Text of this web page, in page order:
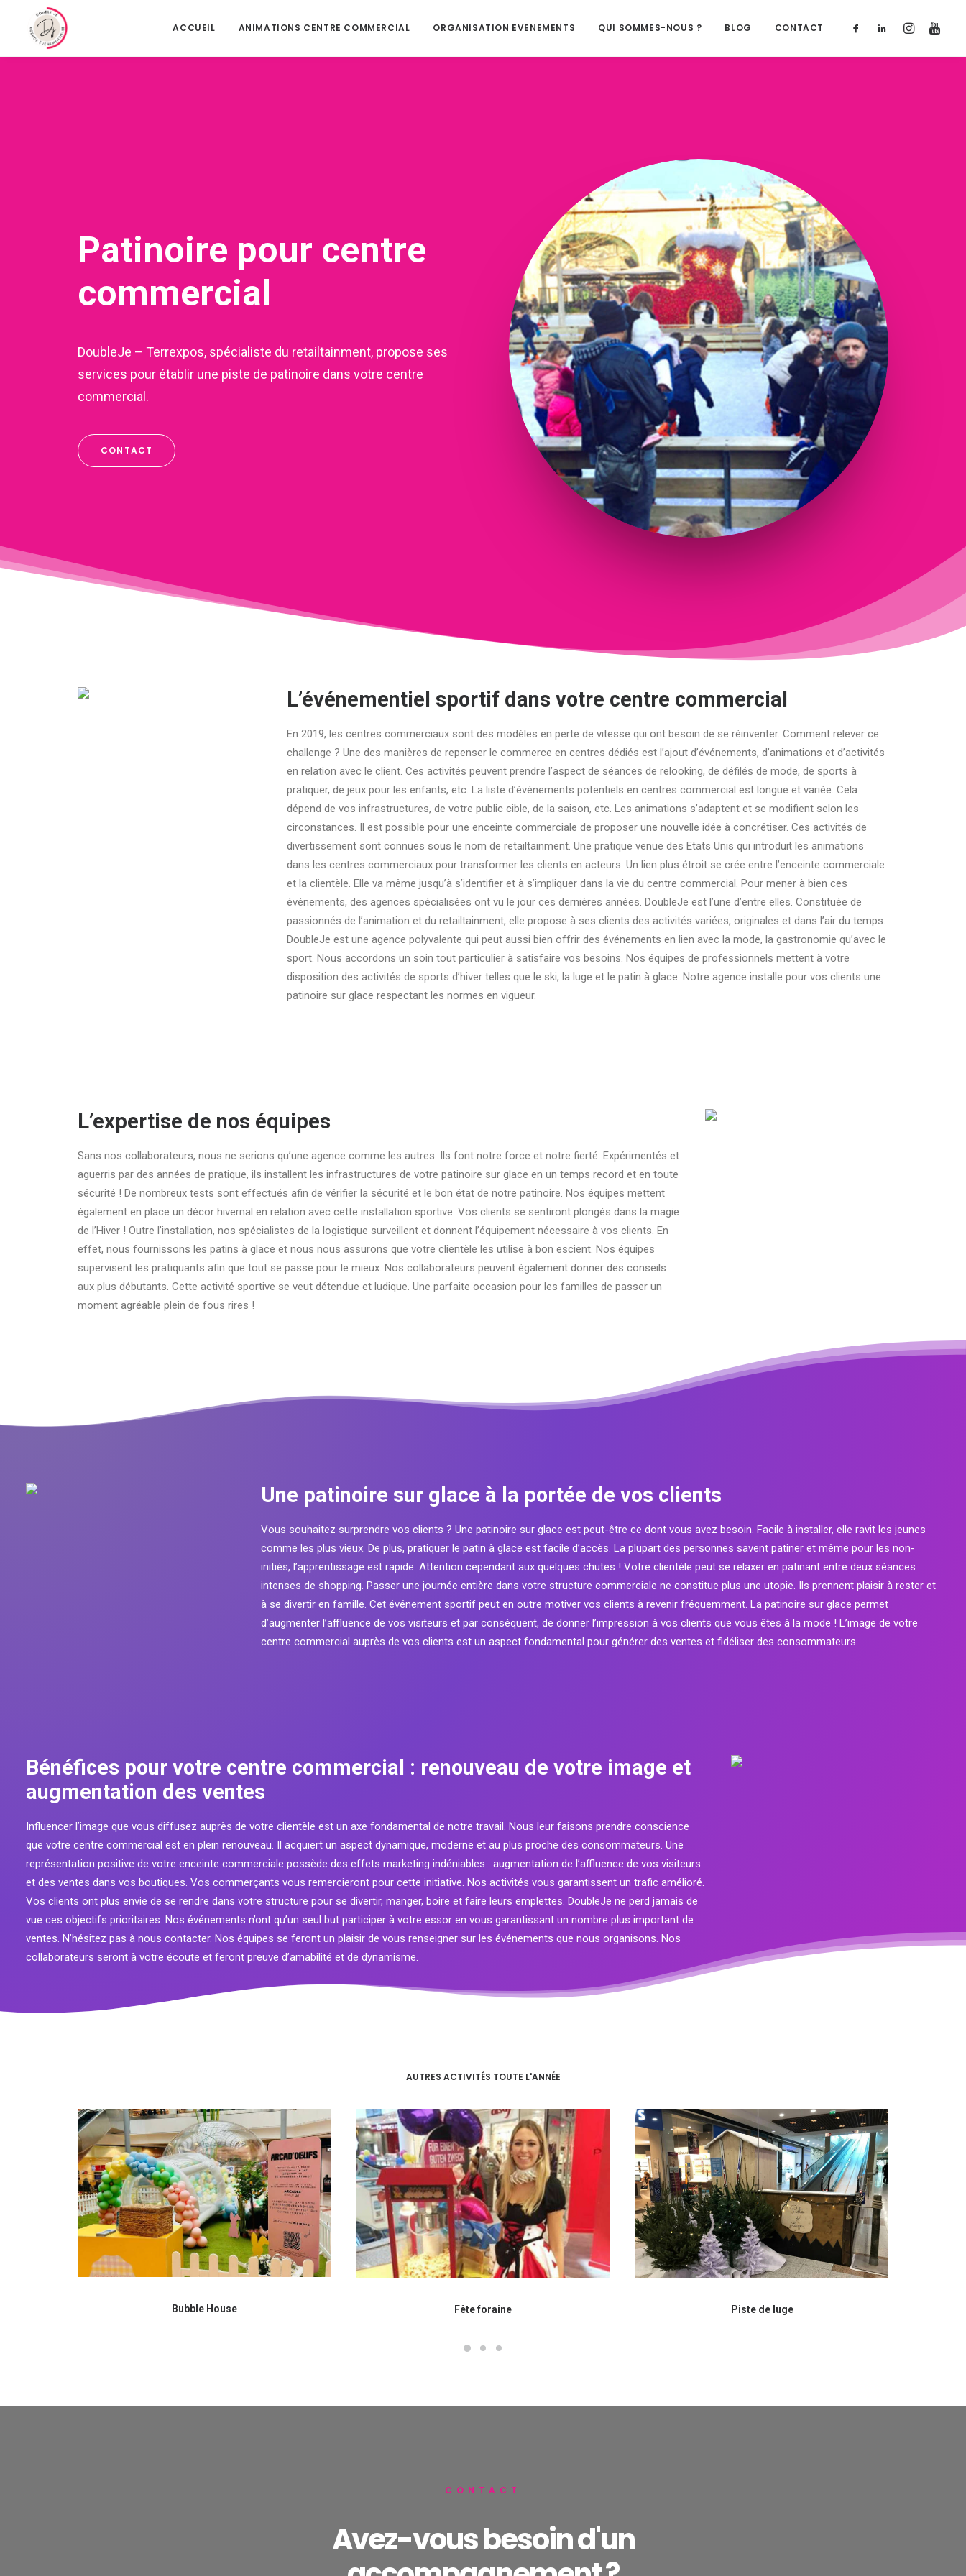
ACCUEIL ANIMATIONS CENTRE COMMERCIAL ORGANISATION EVENEMENTS QUI SOMMES-NOUS ? BLOG CONTACT
Patinoire pour centre
commercial
DoubleJe – Terrexpos, spécialiste du retailtainment, propose ses
services pour établir une piste de patinoire dans votre centre
commercial.
CONTACT
L’événementiel sportif dans votre centre commercial
En 2019, les centres commerciaux sont des modèles en perte de vitesse qui ont besoin de se réinventer. Comment relever ce
challenge ? Une des manières de repenser le commerce en centres dédiés est l’ajout d’événements, d’animations et d’activités
en relation avec le client. Ces activités peuvent prendre l’aspect de séances de relooking, de défilés de mode, de sports à
pratiquer, de jeux pour les enfants, etc. La liste d’événements potentiels en centres commercial est longue et variée. Cela
dépend de vos infrastructures, de votre public cible, de la saison, etc. Les animations s’adaptent et se modifient selon les
circonstances. Il est possible pour une enceinte commerciale de proposer une nouvelle idée à concrétiser. Ces activités de
divertissement sont connues sous le nom de retailtainment. Une pratique venue des Etats Unis qui introduit les animations
dans les centres commerciaux pour transformer les clients en acteurs. Un lien plus étroit se crée entre l’enceinte commerciale
et la clientèle. Elle va même jusqu’à s’identifier et à s’impliquer dans la vie du centre commercial. Pour mener à bien ces
événements, des agences spécialisées ont vu le jour ces dernières années. DoubleJe est l’une d’entre elles. Constituée de
passionnés de l’animation et du retailtainment, elle propose à ses clients des activités variées, originales et dans l’air du temps.
DoubleJe est une agence polyvalente qui peut aussi bien offrir des événements en lien avec la mode, la gastronomie qu’avec le
sport. Nous accordons un soin tout particulier à satisfaire vos besoins. Nos équipes de professionnels mettent à votre
disposition des activités de sports d’hiver telles que le ski, la luge et le patin à glace. Notre agence installe pour vos clients une
patinoire sur glace respectant les normes en vigueur.
L’expertise de nos équipes
Sans nos collaborateurs, nous ne serions qu’une agence comme les autres. Ils font notre force et notre fierté. Expérimentés et
aguerris par des années de pratique, ils installent les infrastructures de votre patinoire sur glace en un temps record et en toute
sécurité ! De nombreux tests sont effectués afin de vérifier la sécurité et le bon état de notre patinoire. Nos équipes mettent
également en place un décor hivernal en relation avec cette installation sportive. Vos clients se sentiront plongés dans la magie
de l’Hiver ! Outre l’installation, nos spécialistes de la logistique surveillent et donnent l’équipement nécessaire à vos clients. En
effet, nous fournissons les patins à glace et nous nous assurons que votre clientèle les utilise à bon escient. Nos équipes
supervisent les pratiquants afin que tout se passe pour le mieux. Nos collaborateurs peuvent également donner des conseils
aux plus débutants. Cette activité sportive se veut détendue et ludique. Une parfaite occasion pour les familles de passer un
moment agréable plein de fous rires !
Une patinoire sur glace à la portée de vos clients
Vous souhaitez surprendre vos clients ? Une patinoire sur glace est peut-être ce dont vous avez besoin. Facile à installer, elle ravit les jeunes
comme les plus vieux. De plus, pratiquer le patin à glace est facile d’accès. La plupart des personnes savent patiner et même pour les non-
initiés, l’apprentissage est rapide. Attention cependant aux quelques chutes ! Votre clientèle peut se relaxer en patinant entre deux séances
intenses de shopping. Passer une journée entière dans votre structure commerciale ne constitue plus une utopie. Ils prennent plaisir à rester et
à se divertir en famille. Cet événement sportif peut en outre motiver vos clients à revenir fréquemment. La patinoire sur glace permet
d’augmenter l’affluence de vos visiteurs et par conséquent, de donner l’impression à vos clients que vous êtes à la mode ! L’image de votre
centre commercial auprès de vos clients est un aspect fondamental pour générer des ventes et fidéliser des consommateurs.
Bénéfices pour votre centre commercial : renouveau de votre image et
augmentation des ventes
Influencer l’image que vous diffusez auprès de votre clientèle est un axe fondamental de notre travail. Nous leur faisons prendre conscience
que votre centre commercial est en plein renouveau. Il acquiert un aspect dynamique, moderne et au plus proche des consommateurs. Une
représentation positive de votre enceinte commerciale possède des effets marketing indéniables : augmentation de l’affluence de vos visiteurs
et des ventes dans vos boutiques. Vos commerçants vous remercieront pour cette initiative. Nos activités vous garantissent un trafic amélioré.
Vos clients ont plus envie de se rendre dans votre structure pour se divertir, manger, boire et faire leurs emplettes. DoubleJe ne perd jamais de
vue ces objectifs prioritaires. Nos événements n’ont qu’un seul but participer à votre essor en vous garantissant un nombre plus important de
ventes. N’hésitez pas à nous contacter. Nos équipes se feront un plaisir de vous renseigner sur les événements que nous organisons. Nos
collaborateurs seront à votre écoute et feront preuve d’amabilité et de dynamisme.
AUTRES ACTIVITÉS TOUTE L'ANNÉE
Bubble House Fête foraine Piste de luge
CONTACT
Avez-vous besoin d'un